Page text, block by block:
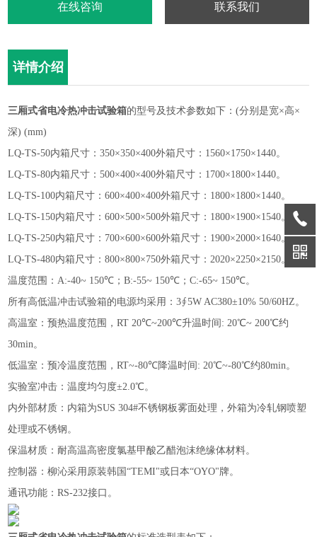
在线咨询 联系我们
详情介绍
三厢式省电冷热冲击试验箱的型号及技术参数如下：(分别是宽×高×
深) (mm)
LQ-TS-50内箱尺寸：350×350×400外箱尺寸：1560×1750×1440。
LQ-TS-80内箱尺寸：500×400×400外箱尺寸：1700×1800×1440。
LQ-TS-100内箱尺寸：600×400×400外箱尺寸：1800×1800×1440。
LQ-TS-150内箱尺寸：600×500×500外箱尺寸：1800×1900×1540。
LQ-TS-250内箱尺寸：700×600×600外箱尺寸：1900×2000×1640。
LQ-TS-480内箱尺寸：800×800×750外箱尺寸：2020×2250×2150。
温度范围：A:-40~ 150℃；B:-55~ 150℃；C:-65~ 150℃。
所有高低温冲击试验箱的电源均采用：3∮5W AC380±10% 50/60HZ。
高温室：预热温度范围，RT 20℃~200℃升温时间: 20℃~ 200℃约
30min。
低温室：预冷温度范围，RT~-80℃降温时间: 20℃~-80℃约80min。
实验室冲击：温度均匀度±2.0℃。
内外部材质：内箱为SUS 304#不锈钢板雾面处理，外箱为冷轧钢喷塑
处理或不锈钢。
保温材质：耐高温高密度氯基甲酸乙醋泡沫绝缘体材料。
控制器：柳沁采用原装韩国“TEMI"或日本“OYO"牌。
通讯功能：RS-232接口。